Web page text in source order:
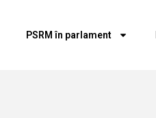
PSRM în parlament